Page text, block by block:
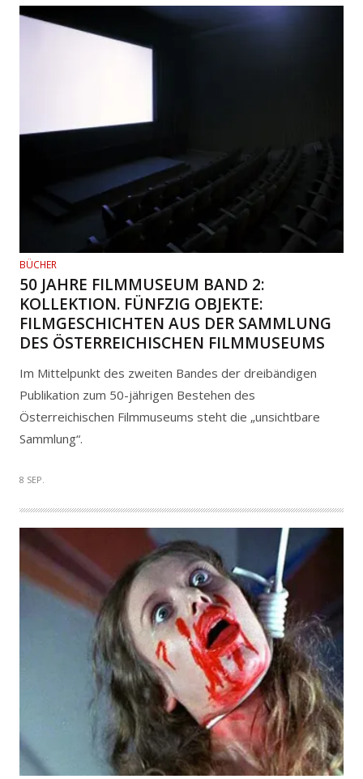
BÜCHER
50 JAHRE FILMMUSEUM BAND 2:
KOLLEKTION. FÜNFZIG OBJEKTE:
FILMGESCHICHTEN AUS DER SAMMLUNG
DES ÖSTERREICHISCHEN FILMMUSEUMS
Im Mittelpunkt des zweiten Bandes der dreibändigen
Publikation zum 50-jährigen Bestehen des
Österreichischen Filmmuseums steht die „unsichtbare
Sammlung“.
8 SEP.